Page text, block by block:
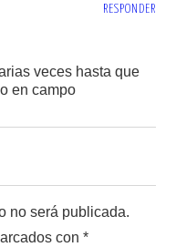
RESPONDER
veces hasta que
en campo
no será publicada.
con*